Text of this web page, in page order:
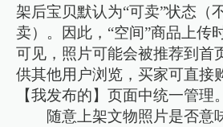
架后宝贝默认为“可卖”状态（
卖）。因此，“空间”商品上传
可见，照片可能会被推荐到首
供其他用户浏览，买家可直接
【我发布的】页面中统一管理。
随意上架文物照片是否意